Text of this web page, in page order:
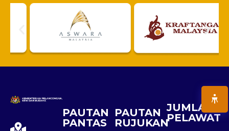
PAUTAN
PANTAS
PAUTAN
RUJUKAN
JUMLAH
PELAWAT